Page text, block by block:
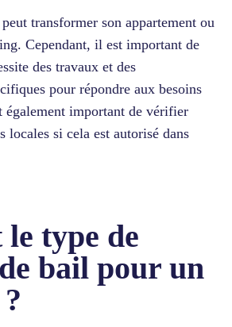
transformer son appartement ou
Cependant, il est important de
des travaux et des
pour répondre aux besoins
également important de vérifier
locales si cela est autorisé dans
le type de
bail pour un